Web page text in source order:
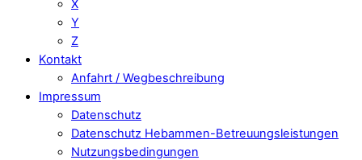
X
Y
Z
Kontakt
Anfahrt / Wegbeschreibung
Impressum
Datenschutz
Datenschutz Hebammen-Betreuungsleistungen
Nutzungsbedingungen